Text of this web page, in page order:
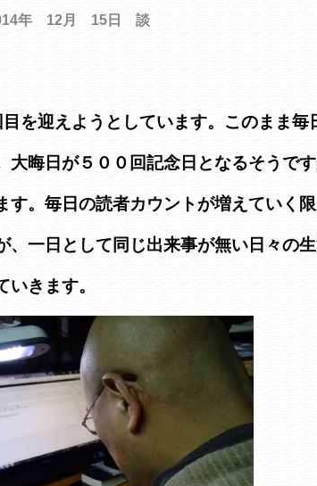
年 12月 15日 談
を迎えようとしています。このまま毎
大晦日が５００回記念日となるそうで
す。毎日の読者カウントが増えていく
、一日として同じ出来事が無い日々の
きます。